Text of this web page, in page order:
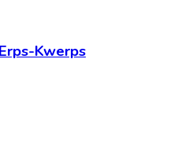
Erps-Kwerps